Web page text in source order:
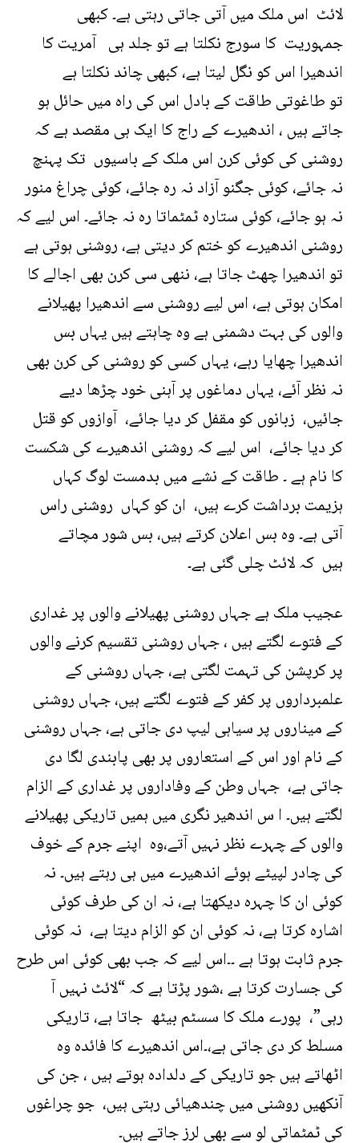
لائٹ اس ملک میں آتی جاتی رہتی ہے۔ کبھی
جمہوریت کا سورج نکلتا ہے تو جلد ہی آمریت کا
اندھیرا اس کو نگل لیتا ہے، کبھی چاند نکلتا ہے
تو طاغوتی طاقت کے بادل اس کی راہ میں حائل ہو
جاتے ہیں ، اندھیرے کے راج کا ایک ہی مقصد ہے کہ
روشنی کی کوئی کرن اس ملک کے باسیوں تک پہنچ
نہ جائے، کوئی جگنو آزاد نہ رہ جائے، کوئی چراغ منور
نہ ہو جائے، کوئی ستارہ ٹمٹماتا رہ نہ جائے۔ اس لیے کہ
روشنی اندھیرے کو ختم کر دیتی ہے، روشنی ہوتی ہے
تو اندھیرا چھٹ جاتا ہے، ننھی سی کرن بھی اجالے کا
امکان ہوتی ہے، اس لیے روشنی سے اندھیرا پھیلانے
والوں کی بہت دشمنی ہے وہ چاہتے ہیں یہاں بس
اندھیرا چھایا رہے، یہاں کسی کو روشنی کی کرن بھی
نہ نظر آئے، یہاں دماغوں پر آہنی خود چڑھا دیے
جائیں، زبانوں کو مقفل کر دیا جائے، آوازوں کو قتل
کر دیا جائے، اس لیے کہ روشنی اندھیرے کی شکست
کا نام ہے ۔ طاقت کے نشے میں بدمست لوگ کہاں
ہزیمت برداشت کرے ہیں، ان کو کہاں روشنی راس
آتی ہے۔ وہ بس اعلان کرتے ہیں، بس شور مچاتے
ہیں کہ لائٹ چلی گئی ہے۔
عجیب ملک ہے جہاں روشنی پھیلانے والوں پر غداری
کے فتوے لگتے ہیں ، جہاں روشنی تقسیم کرنے والوں
پر کرپشن کی تہمت لگتی ہے، جہاں روشنی کے
علمبرداروں پر کفر کے فتوے لگتے ہیں، جہاں روشنی
کے میناروں پر سیاہی لیپ دی جاتی ہے، جہاں روشنی
کے نام اور اس کے استعاروں پر بھی پابندی لگا دی
جاتی ہے، جہاں وطن کے وفاداروں پر غداری کے الزام
لگتے ہیں۔ ا س اندھیر نگری میں ہمیں تاریکی پھیلانے
والوں کے چہرے نظر نہیں آتے،وہ اپنے جرم کے خوف
کی چادر لپیٹے ہوئے اندھیرے میں ہی رہتے ہیں۔ نہ
کوئی ان کا چہرہ دیکھتا ہے، نہ ان کی طرف کوئی
اشارہ کرتا ہے، نہ کوئی ان کو الزام دیتا ہے، نہ کوئی
جرم ثابت ہوتا ہے ۔۔اس لیے کہ جب بھی کوئی اس طرح
کی جسارت کرتا ہے ،شور پڑتا ہے کہ “لائٹ نہیں آ
رہی”، پورے ملک کا سسٹم بیٹھ جاتا ہے، تاریکی
مسلط کر دی جاتی ہے،۔اس اندھیرے کا فائدہ وہ
اٹھاتے ہیں جو تاریکی کے دلدادہ ہوتے ہیں ، جن کی
آنکھیں روشنی میں چندھیائی رہتی ہیں، جو چراغوں
کی ٹمٹماتی لو سے بھی لرز جاتے ہیں۔